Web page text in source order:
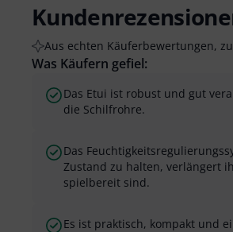
Aus echten Käuferbewertungen,
Was Käufern gefiel:
Das Etui ist robust und gut
die Schilfrohre.
Das
Zustand zu halten, verlängert
spielbereit sind.
Es ist praktisch, kompakt und